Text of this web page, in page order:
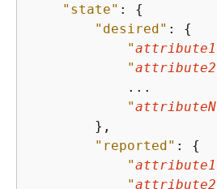
"state" : {
"desired" : {
"attribute1
"attribute2
            ...
"attributeN
        },
"reported" : {
"attribute1
"attribute2